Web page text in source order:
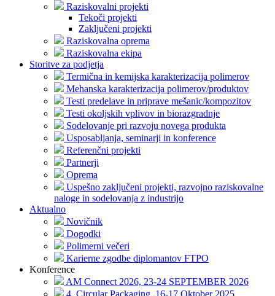
Raziskovalni projekti
Tekoči projekti
Zaključeni projekti
Raziskovalna oprema
Raziskovalna ekipa
Storitve za podjetja
Termična in kemijska karakterizacija polimerov
Mehanska karakterizacija polimerov/produktov
Testi predelave in priprave mešanic/kompozitov
Testi okoljskih vplivov in biorazgradnje
Sodelovanje pri razvoju novega produkta
Usposabljanja, seminarji in konference
Referenčni projekti
Partnerji
Oprema
Uspešno zaključeni projekti, razvojno raziskovalne
naloge in sodelovanja z industrijo
Aktualno
Novičnik
Dogodki
Polimerni večeri
Karierne zgodbe diplomantov FTPO
Konference
AM Connect 2026, 23-24 SEPTEMBER 2026
4. Circular Packaging, 16-17 Oktober 2025